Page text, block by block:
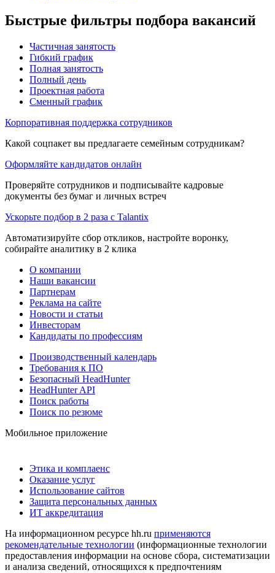
Быстрые фильтры подбора вакансий
Частичная занятость
Гибкий график
Полная занятость
Полный день
Проектная работа
Сменный график
Корпоративная поддержка сотрудников
Какой соцпакет вы предлагаете семейным сотрудникам?
Оформляйте кандидатов онлайн
Проверяйте сотрудников и подписывайте кадровые
документы без бумаг и личных встреч
Ускорьте подбор в 2 раза с Talantix
Автоматизируйте сбор откликов, настройте воронку,
собирайте аналитику в 2 клика
О компании
Наши вакансии
Партнерам
Реклама на сайте
Новости и статьи
Инвесторам
Кандидаты по профессиям
Производственный календарь
Требования к ПО
Безопасный HeadHunter
HeadHunter API
Поиск работы
Поиск по резюме
Мобильное приложение
Этика и комплаенс
Оказание услуг
Использование сайтов
Защита персональных данных
ИТ аккредитация
На информационном ресурсе hh.ru применяются
рекомендательные технологии (информационные технологии
предоставления информации на основе сбора, систематизации
и анализа сведений, относящихся к предпочтениям